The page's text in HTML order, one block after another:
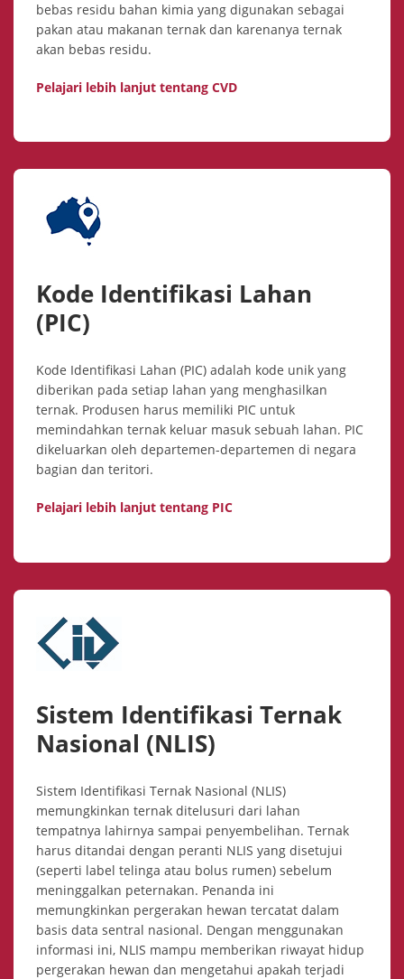
bebas residu bahan kimia yang digunakan sebagai
pakan atau makanan ternak dan karenanya ternak
akan bebas residu.
Pelajari lebih lanjut tentang CVD
Kode Identifikasi Lahan
(PIC)
Kode Identifikasi Lahan (PIC) adalah kode unik yang
diberikan pada setiap lahan yang menghasilkan
ternak. Produsen harus memiliki PIC untuk
memindahkan ternak keluar masuk sebuah lahan. PIC
dikeluarkan oleh departemen-departemen di negara
bagian dan teritori.
Pelajari lebih lanjut tentang PIC
Sistem Identifikasi Ternak
Nasional (NLIS)
Sistem Identifikasi Ternak Nasional (NLIS)
memungkinkan ternak ditelusuri dari lahan
tempatnya lahirnya sampai penyembelihan. Ternak
harus ditandai dengan peranti NLIS yang disetujui
(seperti label telinga atau bolus rumen) sebelum
meninggalkan peternakan. Penanda ini
memungkinkan pergerakan hewan tercatat dalam
basis data sentral nasional. Dengan menggunakan
informasi ini, NLIS mampu memberikan riwayat hidup
pergerakan hewan dan mengetahui apakah terjadi